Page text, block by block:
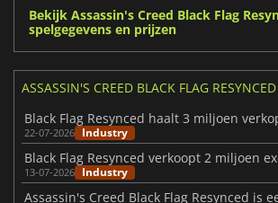
Bekijk Assassin's Creed Black Flag
spelgegevens en prijzen
ASSASSIN'S CREED BLACK FLAG
22-07-2026 Industry
13-07-2026 Industry